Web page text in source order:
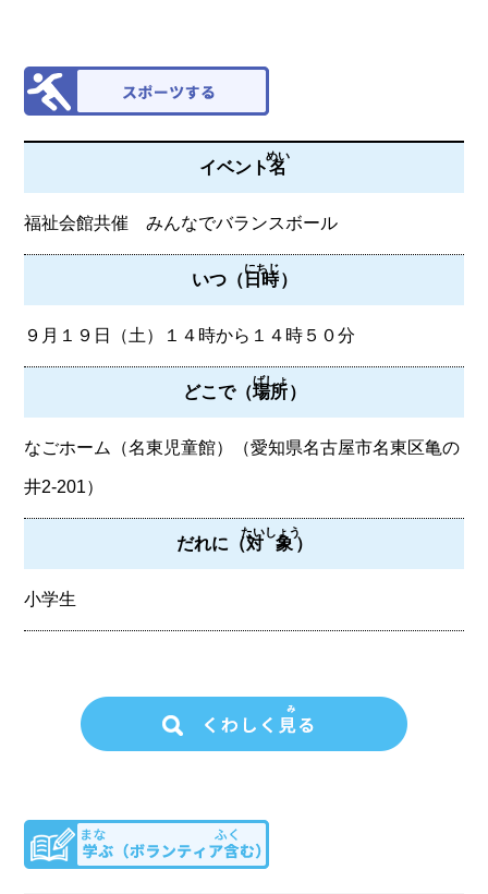
イベント名
めい
福祉会館共催 みんなでバランスボール
いつ（日時
にちじ
）
９月１９日（土）１４時から１４時５０分
どこで（場所
ばしょ
）
なごホーム（名東児童館）（愛知県名古屋市名東区亀の
井2-201）
だれに（対象
たいしょう
）
小学生